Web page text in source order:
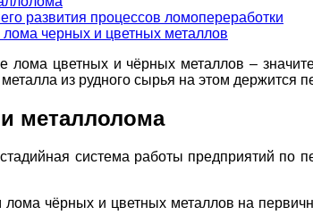
развития процессов ломопереработки
черных и цветных металлов
лома цветных и чёрных металлов –
из рудного сырья на этом держится
металлолома
система работы предприятий по
чёрных и цветных металлов на